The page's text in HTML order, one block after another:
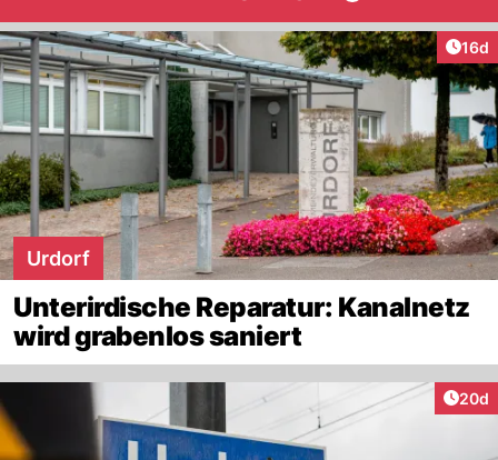
16d
Urdorf
Unterirdische Reparatur: Kanalnetz
wird grabenlos saniert
20d